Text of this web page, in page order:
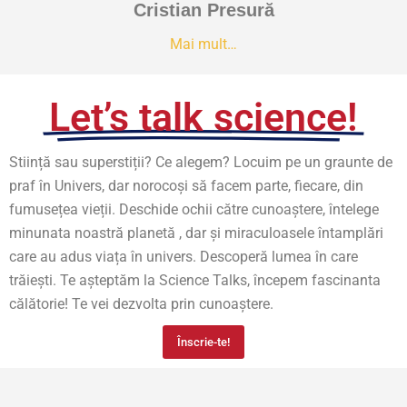
Cristian Presură
Mai mult…
Let’s talk science!
Stiință sau superstiții? Ce alegem? Locuim pe un graunte de
praf în Univers, dar norocoși să facem parte, fiecare, din
fumusețea vieții. Deschide ochii către cunoaștere, întelege
minunata noastră planetă , dar și miraculoasele întamplări
care au adus viața în univers. Descoperă lumea în care
trăiești. Te așteptăm la Science Talks, începem fascinanta
călătorie! Te vei dezvolta prin cunoaștere.
Înscrie-te!